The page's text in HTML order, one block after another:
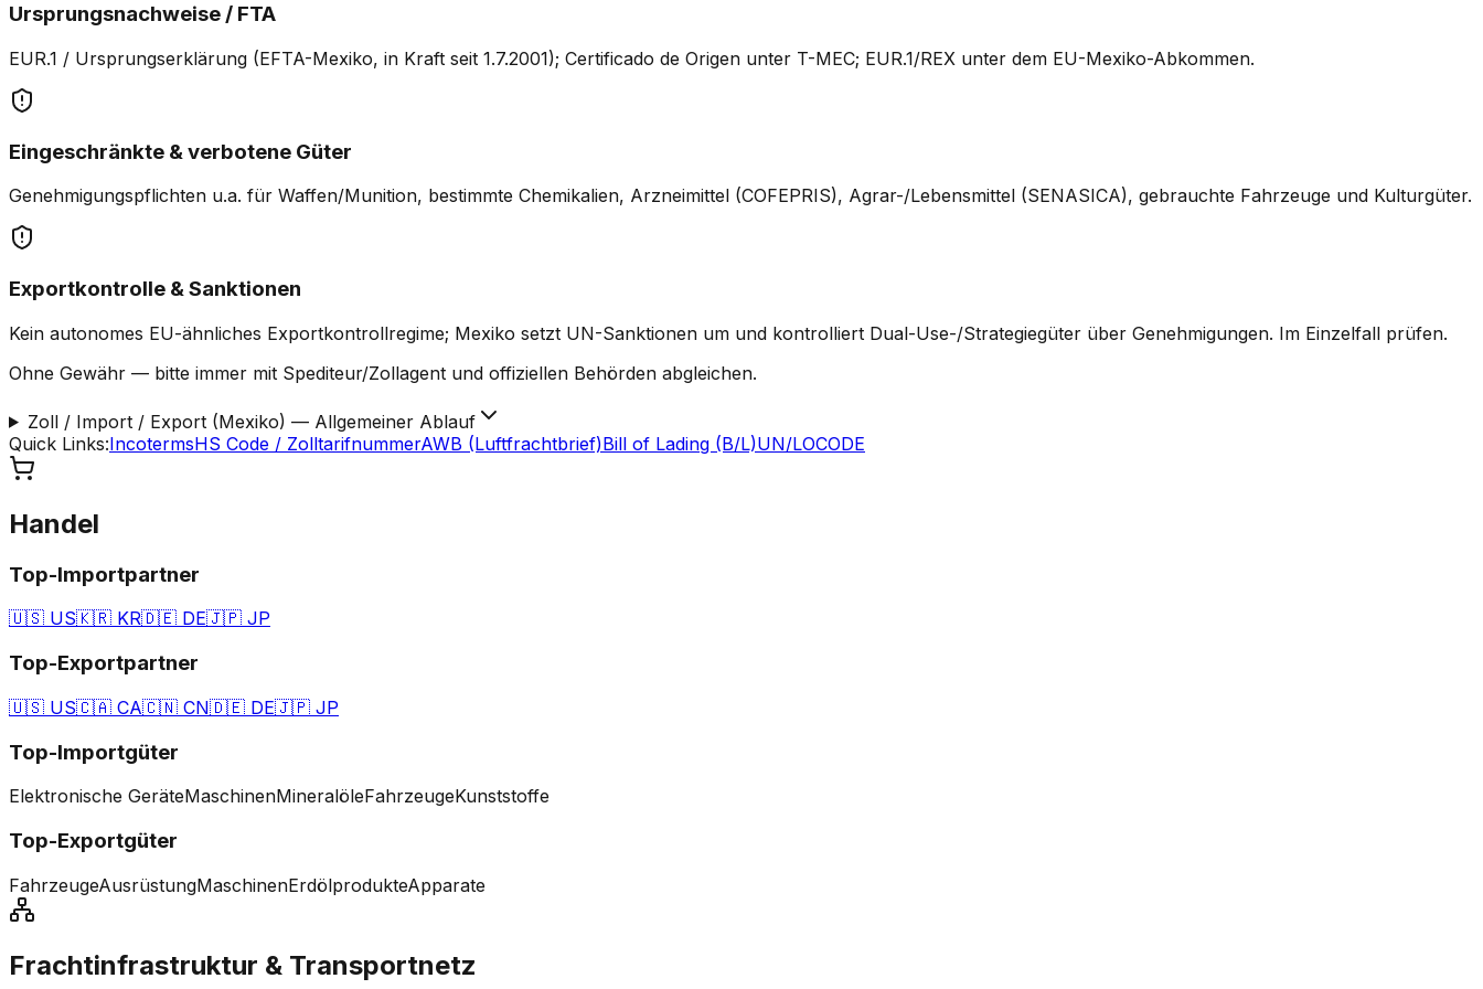
Ursprungsnachweise / FTA
EUR.1 / Ursprungserklärung (EFTA-Mexiko, in Kraft seit 1.7.2001); Certificado de Origen unter T-MEC; EUR.1/REX unter dem EU-Mexiko-Abkommen.
Eingeschränkte & verbotene Güter
Genehmigungspflichten u.a. für Waffen/Munition, bestimmte Chemikalien, Arzneimittel (COFEPRIS), Agrar-/Lebensmittel (SENASICA), gebrauchte Fahrzeuge und Kulturgüter.
Exportkontrolle & Sanktionen
Kein autonomes EU-ähnliches Exportkontrollregime; Mexiko setzt UN-Sanktionen um und kontrolliert Dual-Use-/Strategiegüter über Genehmigungen. Im Einzelfall prüfen.
Ohne Gewähr — bitte immer mit Spediteur/Zollagent und offiziellen Behörden abgleichen.
Zoll / Import / Export (Mexiko) — Allgemeiner Ablauf
Quick Links:IncotermsHS Code / ZolltarifnummerAWB (Luftfrachtbrief)Bill of Lading (B/L)UN/LOCODE
Handel
Top-Importpartner
🇺🇸 US🇰🇷 KR🇩🇪 DE🇯🇵 JP
Top-Exportpartner
🇺🇸 US🇨🇦 CA🇨🇳 CN🇩🇪 DE🇯🇵 JP
Top-Importgüter
Elektronische GeräteMaschinenMineralöleFahrzeugeKunststoffe
Top-Exportgüter
FahrzeugeAusrüstungMaschinenErdölprodukteApparate
Frachtinfrastruktur & Transportnetz